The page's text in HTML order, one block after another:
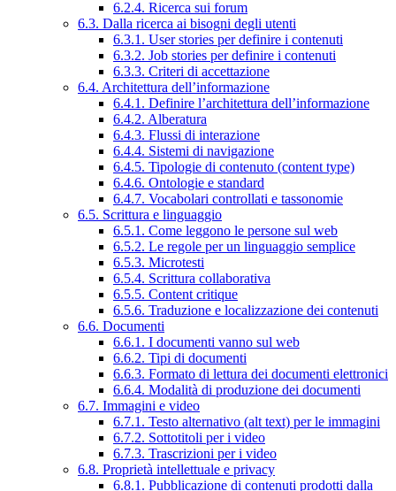
6.2.4. Ricerca sui forum
6.3. Dalla ricerca ai bisogni degli utenti
6.3.1. User stories per definire i contenuti
6.3.2. Job stories per definire i contenuti
6.3.3. Criteri di accettazione
6.4. Architettura dell’informazione
6.4.1. Definire l’architettura dell’informazione
6.4.2. Alberatura
6.4.3. Flussi di interazione
6.4.4. Sistemi di navigazione
6.4.5. Tipologie di contenuto (content type)
6.4.6. Ontologie e standard
6.4.7. Vocabolari controllati e tassonomie
6.5. Scrittura e linguaggio
6.5.1. Come leggono le persone sul web
6.5.2. Le regole per un linguaggio semplice
6.5.3. Microtesti
6.5.4. Scrittura collaborativa
6.5.5. Content critique
6.5.6. Traduzione e localizzazione dei contenuti
6.6. Documenti
6.6.1. I documenti vanno sul web
6.6.2. Tipi di documenti
6.6.3. Formato di lettura dei documenti elettronici
6.6.4. Modalità di produzione dei documenti
6.7. Immagini e video
6.7.1. Testo alternativo (alt text) per le immagini
6.7.2. Sottotitoli per i video
6.7.3. Trascrizioni per i video
6.8. Proprietà intellettuale e privacy
6.8.1. Pubblicazione di contenuti prodotti dalla